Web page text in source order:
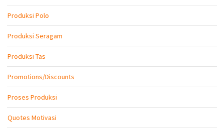
Produksi Polo
Produksi Seragam
Produksi Tas
Promotions/Discounts
Proses Produksi
Quotes Motivasi